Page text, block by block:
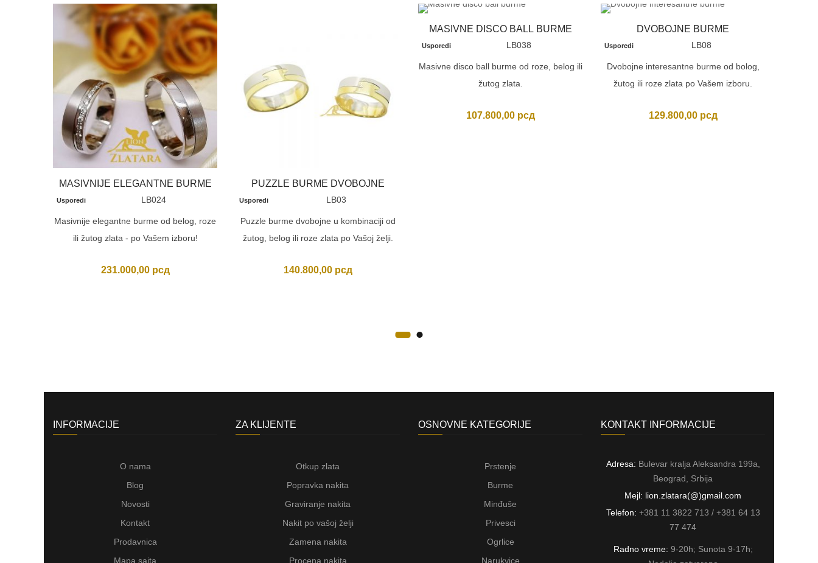
MASIVNIJE ELEGANTNE BURME
Usporedi LB024
Masivnije elegantne burme od belog, roze
ili žutog zlata - po Vašem izboru!
231.000,00 рсд
PUZZLE BURME DVOBOJNE
Usporedi LB03
Puzzle burme dvobojne u kombinaciji od
žutog, belog ili roze zlata po Vašoj želji.
140.800,00 рсд
MASIVNE DISCO BALL BURME
Usporedi LB038
Masivne disco ball burme od roze, belog ili
žutog zlata.
107.800,00 рсд
DVOBOJNE BURME
Usporedi LB08
Dvobojne interesantne burme od bolog,
žutog ili roze zlata po Vašem izboru.
129.800,00 рсд
INFORMACIJE
O nama
Blog
Novosti
Kontakt
Prodavnica
Mapa sajta
ZA KLIJENTE
Otkup zlata
Popravka nakita
Graviranje nakita
Nakit po vašoj želji
Zamena nakita
Procena nakita
OSNOVNE KATEGORIJE
Prstenje
Burme
Minđuše
Privesci
Ogrlice
Narukvice
KONTAKT INFORMACIJE
Adresa: Bulevar kralja Aleksandra 199a,
Beograd, Srbija
Mejl: lion.zlatara(@)gmail.com
Telefon: +381 11 3822 713 / +381 64 13
77 474
Radno vreme: 9-20h; Sunota 9-17h;